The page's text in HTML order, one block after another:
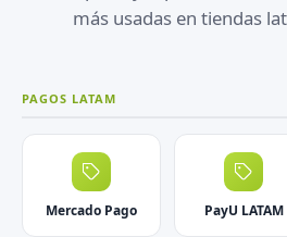
más usadas en tiendas
PAGOS LATAM
Mercado Pago PayU LATAM